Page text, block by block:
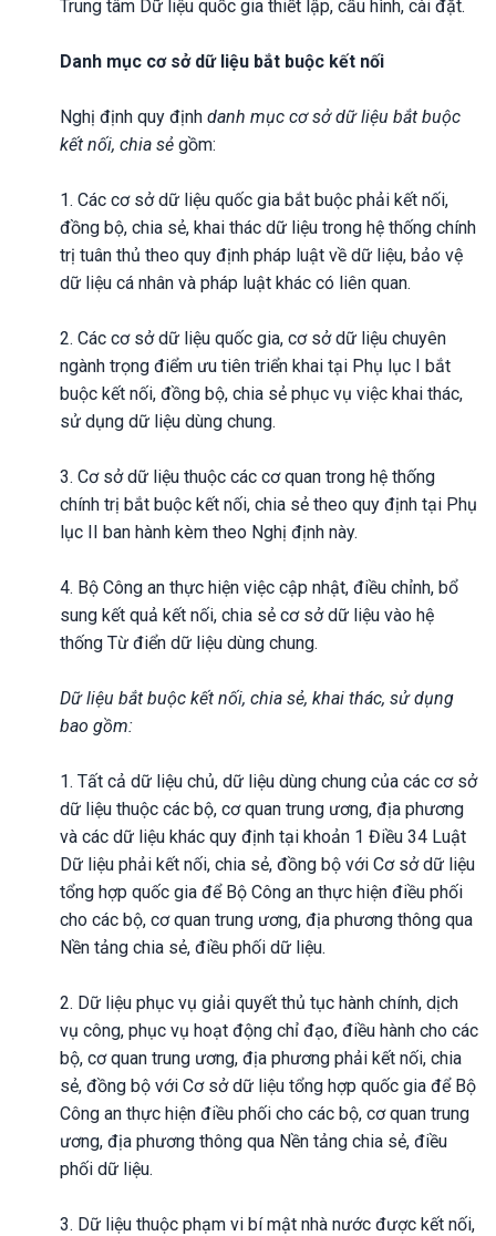
Trung tâm Dữ liệu quốc gia thiết lập, cấu hình, cài đặt.
Danh mục cơ sở dữ liệu bắt buộc kết nối
Nghị định quy định danh mục cơ sở dữ liệu bắt buộc
kết nối, chia sẻ gồm:
1. Các cơ sở dữ liệu quốc gia bắt buộc phải kết nối,
đồng bộ, chia sẻ, khai thác dữ liệu trong hệ thống chính
trị tuân thủ theo quy định pháp luật về dữ liệu, bảo vệ
dữ liệu cá nhân và pháp luật khác có liên quan.
2. Các cơ sở dữ liệu quốc gia, cơ sở dữ liệu chuyên
ngành trọng điểm ưu tiên triển khai tại Phụ lục I bắt
buộc kết nối, đồng bộ, chia sẻ phục vụ việc khai thác,
sử dụng dữ liệu dùng chung.
3. Cơ sở dữ liệu thuộc các cơ quan trong hệ thống
chính trị bắt buộc kết nối, chia sẻ theo quy định tại Phụ
lục II ban hành kèm theo Nghị định này.
4. Bộ Công an thực hiện việc cập nhật, điều chỉnh, bổ
sung kết quả kết nối, chia sẻ cơ sở dữ liệu vào hệ
thống Từ điển dữ liệu dùng chung.
Dữ liệu bắt buộc kết nối, chia sẻ, khai thác, sử dụng
bao gồm:
1. Tất cả dữ liệu chủ, dữ liệu dùng chung của các cơ sở
dữ liệu thuộc các bộ, cơ quan trung ương, địa phương
và các dữ liệu khác quy định tại khoản 1 Điều 34 Luật
Dữ liệu phải kết nối, chia sẻ, đồng bộ với Cơ sở dữ liệu
tổng hợp quốc gia để Bộ Công an thực hiện điều phối
cho các bộ, cơ quan trung ương, địa phương thông qua
Nền tảng chia sẻ, điều phối dữ liệu.
2. Dữ liệu phục vụ giải quyết thủ tục hành chính, dịch
vụ công, phục vụ hoạt động chỉ đạo, điều hành cho các
bộ, cơ quan trung ương, địa phương phải kết nối, chia
sẻ, đồng bộ với Cơ sở dữ liệu tổng hợp quốc gia để Bộ
Công an thực hiện điều phối cho các bộ, cơ quan trung
ương, địa phương thông qua Nền tảng chia sẻ, điều
phối dữ liệu.
3. Dữ liệu thuộc phạm vi bí mật nhà nước được kết nối,